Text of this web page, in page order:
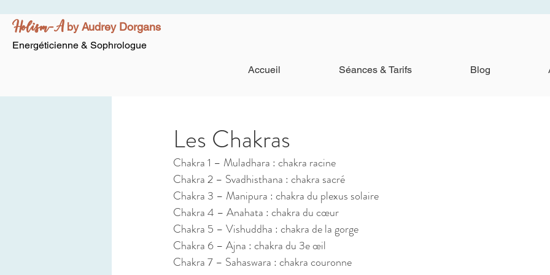
Holism-A by Audrey Dorgans
Energéticienne & Sophrologue
Accueil Séances & Tarifs Blog
Les Chakras
Chakra 1 – Muladhara : chakra racine
Chakra 2 – Svadhisthana : chakra sacré
Chakra 3 – Manipura : chakra du plexus solaire
Chakra 4 – Anahata : chakra du cœur
Chakra 5 – Vishuddha : chakra de la gorge
Chakra 6 – Ajna : chakra du 3e œil
Chakra 7 – Sahaswara : chakra couronne